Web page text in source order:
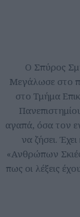
Ο Σπύρος
Μεγάλωσε στο
στο Τμήμα
αγαπά, όσα τον
να ζήσει.
«Ανθρώπων
πως οι λέξεις